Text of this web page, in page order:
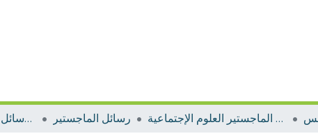
الرسائل والأطروحات الأكاديمية رسائل الماجستير رسائل الماجستير العلوم الإجتماعية